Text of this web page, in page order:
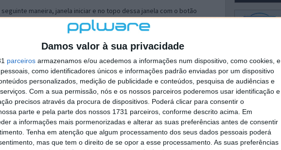
Damos valor à sua privacidade
parceiros armazenamos e/ou acedemos a informações num dispositivo, como cookies, e
como identificadores únicos e informações padrão enviadas por um dispositivo
personalizados, medição de publicidade e conteúdos, pesquisa de audiências e
Com a sua permissão, nós e os nossos parceiros poderemos usar identificação e
precisos através da procura de dispositivos. Poderá clicar para consentir o
parte e pela parte dos nossos 1731 parceiros, conforme descrito acima. Em
a informações mais pormenorizadas e alterar as suas preferências antes de consentir
Tenha em atenção que algum processamento dos seus dados pessoais poderá
mas que tem o direito de se opor a esse processamento. As suas preferências
maneira, janela iniciar e no topo dessa janela com o botão
separador Menu ‘Iniciar’ clica no botão ‘Personalizar’ aí
escolheres o Browser com que queres navegar e o gestor de
ao teu Firefox e nas ferramentas ou tools escolhes ‘Opções’ ou
e logo perto do fim encontras um local para colocares um visto
é o browser predefinido.